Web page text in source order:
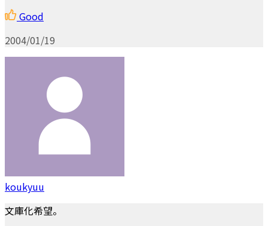
Good
2004/01/19
koukyuu
文庫化希望。